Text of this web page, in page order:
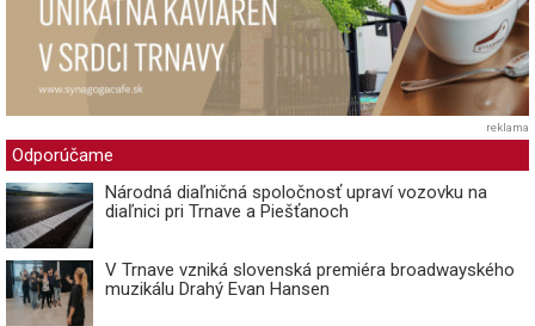
reklama
Odporúčame
Národná diaľničná spoločnosť upraví vozovku na
diaľnici pri Trnave a Piešťanoch
V Trnave vzniká slovenská premiéra broadwayského
muzikálu Drahý Evan Hansen